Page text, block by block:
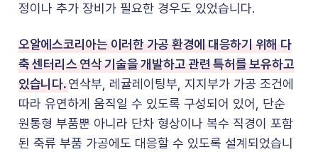
정이나 추가 장비가 필요한 경우도 있었습니다.
오알에스코리아는 이러한 가공 환경에 대응하기 위해 다
축 센터리스 연삭 기술을 개발하고 관련 특허를 보유하고
있습니다.연삭부, 레귤레이팅부, 지지부가 가공 조건에
따라 유연하게 움직일 수 있도록 구성되어 있어, 단순
원통형 부품뿐 아니라 단차 형상이나 복수 직경이 포함
된 축류 부품 가공에도 대응할 수 있도록 설계되었습니